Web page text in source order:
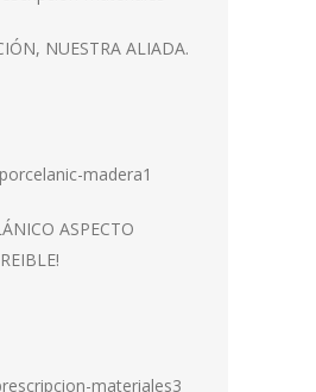
NUESTRA ALIADA.
ASPECTO